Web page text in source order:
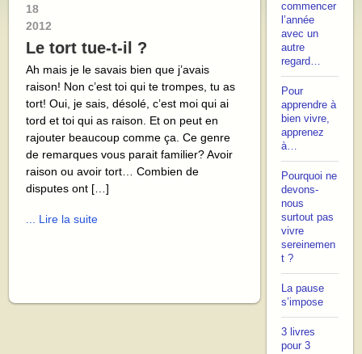
18
2012
Le tort tue-t-il ?
Ah mais je le savais bien que j’avais
raison! Non c’est toi qui te trompes, tu as
tort! Oui, je sais, désolé, c’est moi qui ai
tord et toi qui as raison. Et on peut en
rajouter beaucoup comme ça. Ce genre
de remarques vous parait familier? Avoir
raison ou avoir tort… Combien de
disputes ont […]
... Lire la suite
commencer
l’année
avec un
autre
regard…
Pour
apprendre à
bien vivre,
apprenez
à…
Pourquoi ne
devons-
nous
surtout pas
vivre
sereinemen
t ?
La pause
s’impose
3 livres
pour 3